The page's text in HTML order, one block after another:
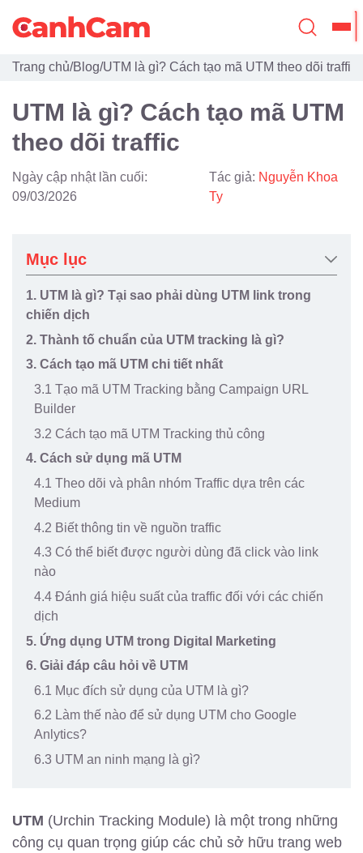
Trang Chủ
Giới Thiệu
Thiết Kế Website
Đã Thiết Kế
Quy Trình
Blog
Trang chủ/Blog/UTM là gì? Cách tạo mã UTM theo dõi traffic
UTM là gì? Cách tạo mã UTM
theo dõi traffic
Ngày cập nhật lần cuối:
09/03/2026
Tác giả: Nguyễn Khoa
Ty
Mục lục
1. UTM là gì? Tại sao phải dùng UTM link trong
chiến dịch
2. Thành tố chuẩn của UTM tracking là gì?
3. Cách tạo mã UTM chi tiết nhất
3.1 Tạo mã UTM Tracking bằng Campaign URL
Builder
3.2 Cách tạo mã UTM Tracking thủ công
4. Cách sử dụng mã UTM
4.1 Theo dõi và phân nhóm Traffic dựa trên các
Medium
4.2 Biết thông tin về nguồn traffic
4.3 Có thể biết được người dùng đã click vào link
nào
4.4 Đánh giá hiệu suất của traffic đối với các chiến
dịch
5. Ứng dụng UTM trong Digital Marketing
6. Giải đáp câu hỏi về UTM
6.1 Mục đích sử dụng của UTM là gì?
6.2 Làm thế nào để sử dụng UTM cho Google
Anlytics?
6.3 UTM an ninh mạng là gì?
UTM (Urchin Tracking Module) là một trong những
công cụ quan trọng giúp các chủ sở hữu trang web